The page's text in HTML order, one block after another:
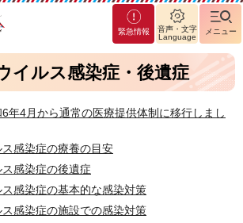
緊急情報
音声・文字
Language
メニュー
イルス感染症・後遺症
年4月から通常の医療提供体制に移行しまし
感染症の療養の目安
感染症の後遺症
感染症の基本的な感染対策
感染症の施設での感染対策